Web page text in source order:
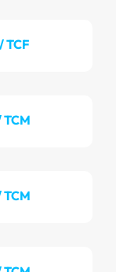
TCF
TCM
TCM